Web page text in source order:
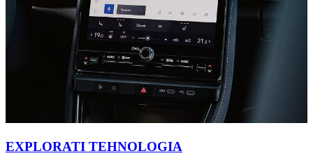
EXPLORATI TEHNOLOGIA